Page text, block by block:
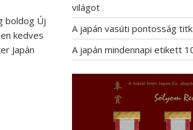
boldog Új
kedves
Japán
világot
A japán vasúti pontosság
A japán mindennapi etikett